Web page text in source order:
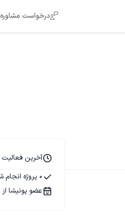
درخواست مشاوره
آخرین فعالیت 08 تیر 1396
0 پروژه انجام شده
عضو پونیشا از 31 شهریور 1395